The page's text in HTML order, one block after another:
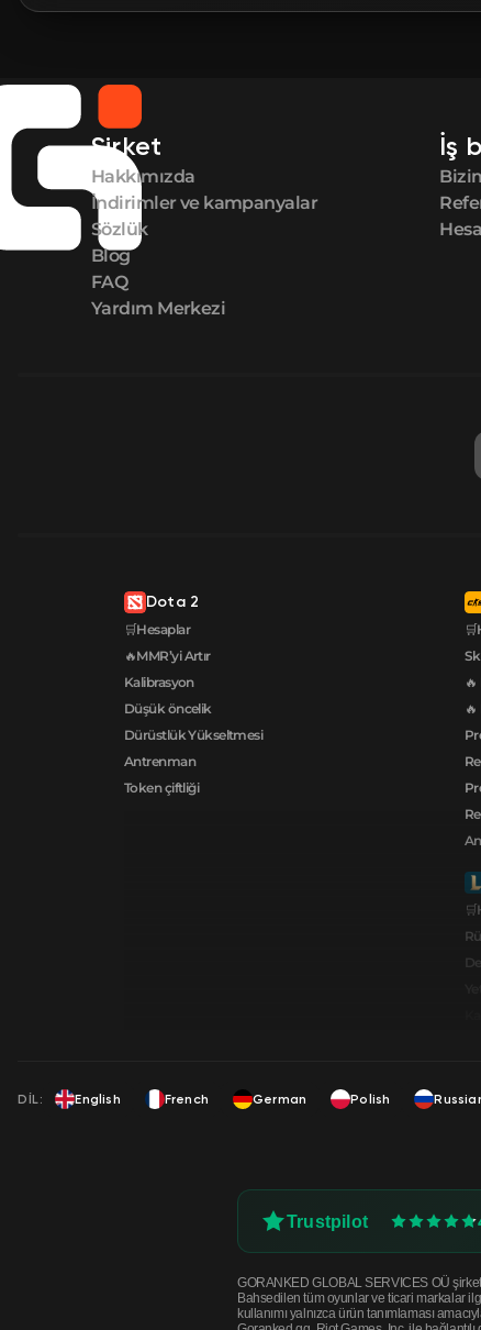
Şirket
Hakkımızda
İndirimler ve kampanyalar
Sözlük
Blog
FAQ
Yardım Merkezi
İş
Dota 2
🛒Hesaplar
🔥MMR’yi Artır
Kalibrasyon
Düşük öncelik
Dürüstlük Yükseltmesi
Antrenman
Token çiftliği
DIL: English French German Polish
Trustpilot
GORANKED GLOBAL SERVICES OÜ
Bahsedilen tüm oyunlar ve ticari markalar
kullanımı yalnızca ürün tanımlaması